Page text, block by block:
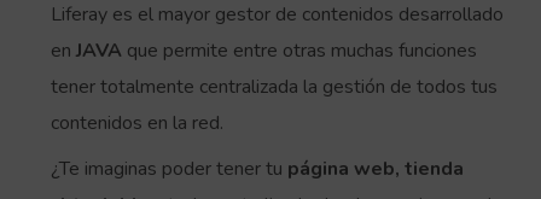
Liferay es el mayor gestor de contenidos desarrollado
enJAVA que permite entre otras muchas funciones
tener totalmente centralizada la gestión de todos tus
contenidos en la red.
¿Te imaginas poder tener tu página web, tienda